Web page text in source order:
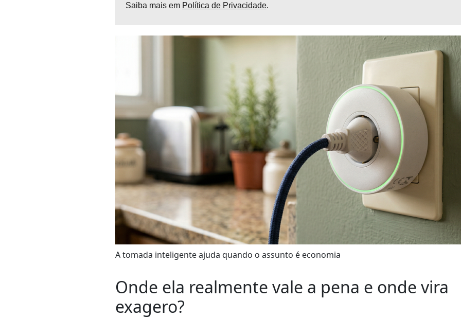
Saiba mais em Política de Privacidade.
A tomada inteligente ajuda quando o assunto é economia
Onde ela realmente vale a pena e onde vira
exagero?